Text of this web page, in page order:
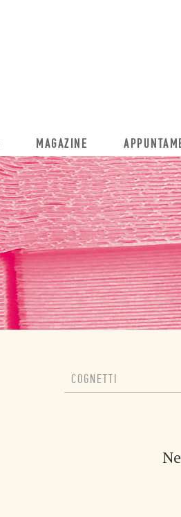
MAGAZINE